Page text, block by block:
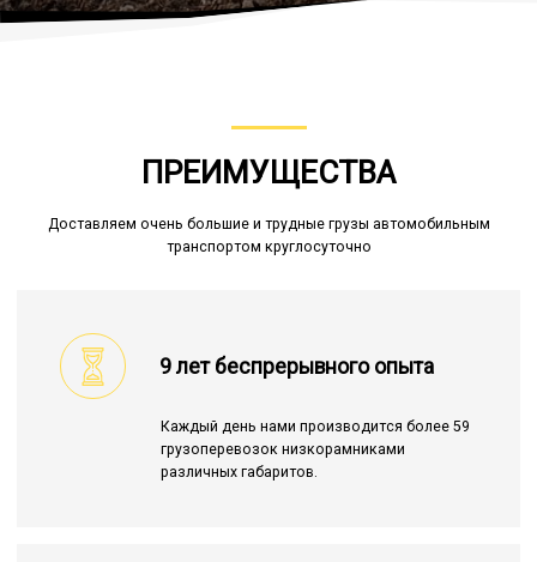
ПРЕИМУЩЕСТВА
Доставляем очень большие и трудные грузы автомобильным
транспортом круглосуточно
9 лет беспрерывного опыта
Каждый день нами производится более 59
грузоперевозок низкорамниками
различных габаритов.